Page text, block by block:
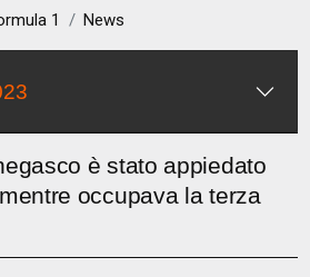
1 News
è stato appiedato
occupava la terza